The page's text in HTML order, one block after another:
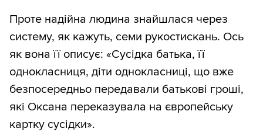
Проте надійна людина знайшлася через
систему, як кажуть, семи рукостискань. Ось
як вона її описує: «Сусідка батька, її
однокласниця, діти однокласниці, що вже
безпосередньо передавали батькові гроші,
які Оксана переказувала на європейську
картку сусідки».